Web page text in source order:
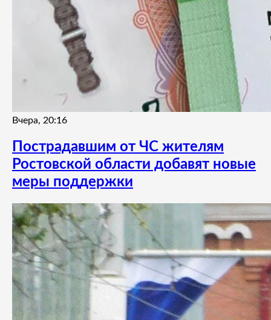
Вчера, 20:16
Пострадавшим от ЧС жителям
Ростовской области добавят новые
меры поддержки